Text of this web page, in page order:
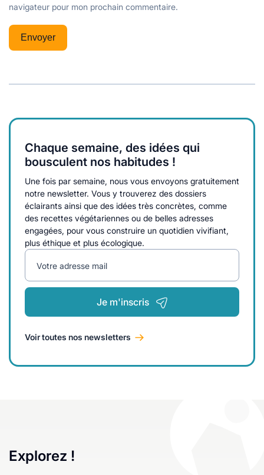
navigateur pour mon prochain commentaire.
Chaque semaine, des idées qui
bousculent nos habitudes !
Une fois par semaine, nous vous envoyons gratuitement
notre newsletter. Vous y trouverez des dossiers
éclairants ainsi que des idées très concrètes, comme
des recettes végétariennes ou de belles adresses
engagées, pour vous construire un quotidien vivifiant,
plus éthique et plus écologique.
Votre adresse mail
Je m'inscris
Voir toutes nos newsletters
Explorez !